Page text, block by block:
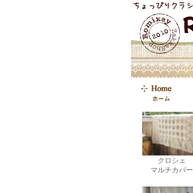
クロシェ
マルチカバー